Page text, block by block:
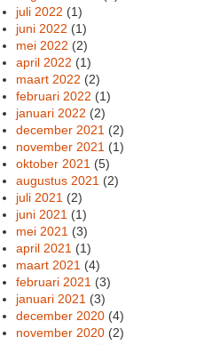
juli 2022 (1)
juni 2022 (1)
mei 2022 (2)
april 2022 (1)
maart 2022 (2)
februari 2022 (1)
januari 2022 (2)
december 2021 (2)
november 2021 (1)
oktober 2021 (5)
augustus 2021 (2)
juli 2021 (2)
juni 2021 (1)
mei 2021 (3)
april 2021 (1)
maart 2021 (4)
februari 2021 (3)
januari 2021 (3)
december 2020 (4)
november 2020 (2)